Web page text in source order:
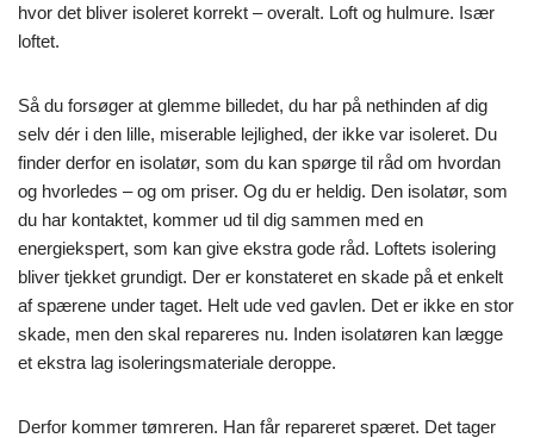
hvor det bliver isoleret korrekt – overalt. Loft og hulmure. Især
loftet.
Så du forsøger at glemme billedet, du har på nethinden af dig
selv dér i den lille, miserable lejlighed, der ikke var isoleret. Du
finder derfor en isolatør, som du kan spørge til råd om hvordan
og hvorledes – og om priser. Og du er heldig. Den isolatør, som
du har kontaktet, kommer ud til dig sammen med en
energiekspert, som kan give ekstra gode råd. Loftets isolering
bliver tjekket grundigt. Der er konstateret en skade på et enkelt
af spærene under taget. Helt ude ved gavlen. Det er ikke en stor
skade, men den skal repareres nu. Inden isolatøren kan lægge
et ekstra lag isoleringsmateriale deroppe.
Derfor kommer tømreren. Han får repareret spæret. Det tager